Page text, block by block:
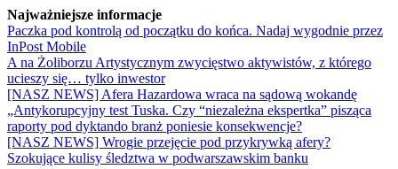
Najważniejsze informacje
Paczka pod kontrolą od początku do końca. Nadaj wygodnie przez
InPost Mobile
A na Żoliborzu Artystycznym zwycięstwo aktywistów, z którego
ucieszy się… tylko inwestor
[NASZ NEWS] Afera Hazardowa wraca na sądową wokandę
„Antykorupcyjny test Tuska. Czy “niezależna ekspertka” pisząca
raporty pod dyktando branż poniesie konsekwencje?
[NASZ NEWS] Wrogie przejęcie pod przykrywką afery?
Szokujące kulisy śledztwa w podwarszawskim banku